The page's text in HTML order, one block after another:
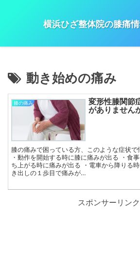
横浜ひざ整体院の膝痛
動き始めの痛み
膝の痛み
変形性膝関
がありません
膝の痛みで困っている方、このような症状で
・動作を開始する時に膝に痛みが出る ・食
ち上がる時に痛みが出る ・電車から降りる
き出しの１歩目で痛みが…
スポンサーリンク